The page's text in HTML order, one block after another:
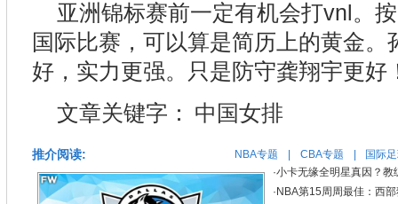
亚洲锦标赛前一定有机会打vnl。
国际比赛，可以算是简历上的黄金。
好，实力更强。只是防守龚翔宇更好
文章关键字：
中国女排
推介阅读: NBA专题 CBA专题 国际
·小卡无缘全明星真因？教
· NBA第15周周最佳：西